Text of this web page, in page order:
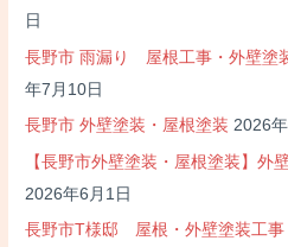
日
長野市 雨漏り 屋根工事・外壁塗
年7月10日
長野市 外壁塗装・屋根塗装 2026
【長野市外壁塗装・屋根塗装】外
2026年6月1日
長野市T様邸 屋根・外壁塗装工